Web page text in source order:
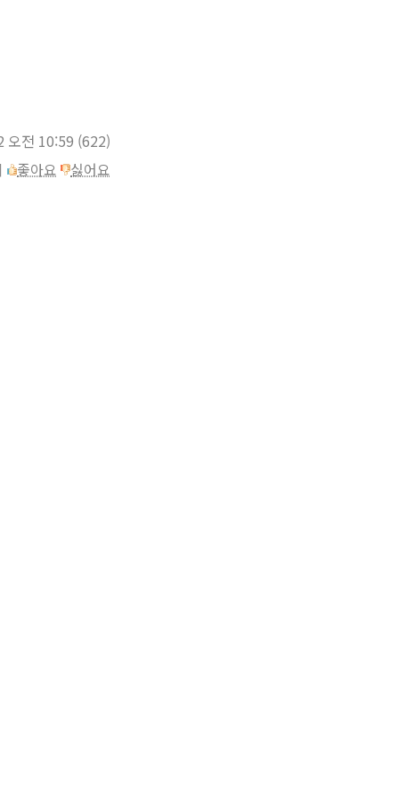
오전 10:59 (622)
좋아요 싫어요